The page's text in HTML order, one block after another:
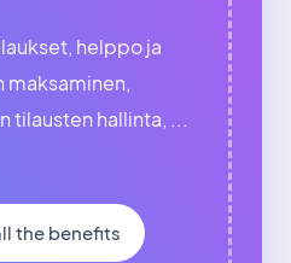
helppo ja
maksaminen,
tilausten hallinta, ...
the benefits